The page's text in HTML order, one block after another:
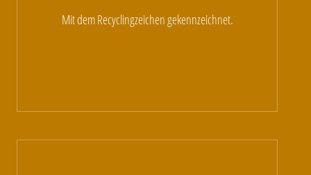
Mit dem Recyclingzeichen gekennzeichnet.